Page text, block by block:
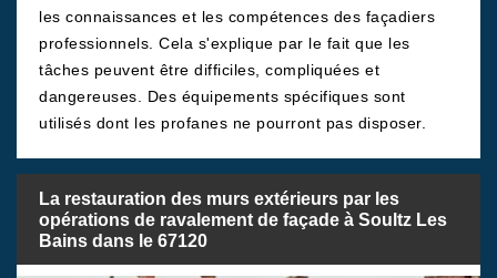
les connaissances et les compétences des façadiers
professionnels. Cela s'explique par le fait que les
tâches peuvent être difficiles, compliquées et
dangereuses. Des équipements spécifiques sont
utilisés dont les profanes ne pourront pas disposer.
La restauration des murs extérieurs par les
opérations de ravalement de façade à Soultz Les
Bains dans le 67120